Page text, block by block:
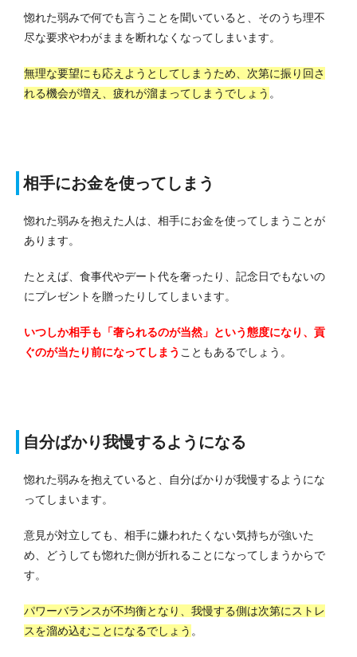
惚れた弱みで何でも言うことを聞いていると、そのうち理不
尽な要求やわがままを断れなくなってしまいます。
無理な要望にも応えようとしてしまうため、次第に振り回さ
れる機会が増え、疲れが溜まってしまうでしょう 。
相手にお金を使ってしまう
惚れた弱みを抱えた人は、相手にお金を使ってしまうことが
あります。
たとえば、食事代やデート代を奢ったり、記念日でもないの
にプレゼントを贈ったりしてしまいます。
いつしか相手も「奢られるのが当然」という態度になり、貢
ぐのが当たり前になってしまう こともあるでしょう。
自分ばかり我慢するようになる
惚れた弱みを抱えていると、自分ばかりが我慢するようにな
ってしまいます。
意見が対立しても、相手に嫌われたくない気持ちが強いた
め、どうしても惚れた側が折れることになってしまうからで
す。
パワーバランスが不均衡となり、我慢する側は次第にストレ
スを溜め込むことになるでしょう 。